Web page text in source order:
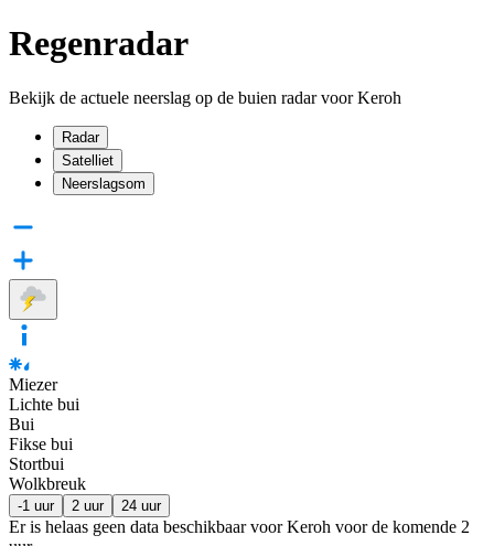
Regenradar
Bekijk de actuele neerslag op de buien radar voor Keroh
Radar
Satelliet
Neerslagsom
Miezer
Lichte bui
Bui
Fikse bui
Stortbui
Wolkbreuk
-1 uur 2 uur 24 uur
Er is helaas geen data beschikbaar voor Keroh voor de komende 2